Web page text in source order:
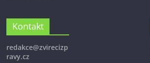
Kontakt
redakce@zvirecizp
ravy.cz